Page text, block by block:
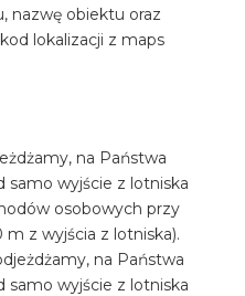
nazwę obiektu oraz
lokalizacji z maps
na Państwa
samo wyjście z lotniska
osobowych przy
m z wyjścia z lotniska).
na Państwa
samo wyjście z lotniska